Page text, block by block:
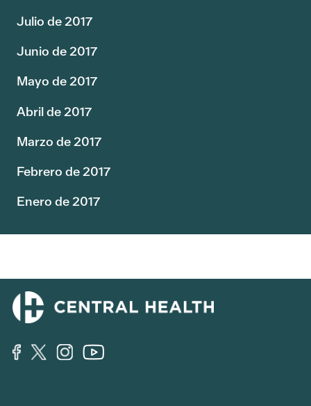
Julio de 2017
Junio de 2017
Mayo de 2017
Abril de 2017
Marzo de 2017
Febrero de 2017
Enero de 2017